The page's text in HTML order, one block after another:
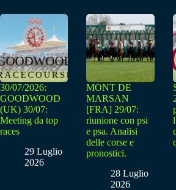
30/07/2026:
GOODWOOD
(UK) 30/07:
Meeting da top
races
29 Luglio
2026
MONT DE
MARSAN
[FRA] 29/07:
riunione con psi
e psa. Analisi
delle corse e
pronostici.
28 Luglio
2026